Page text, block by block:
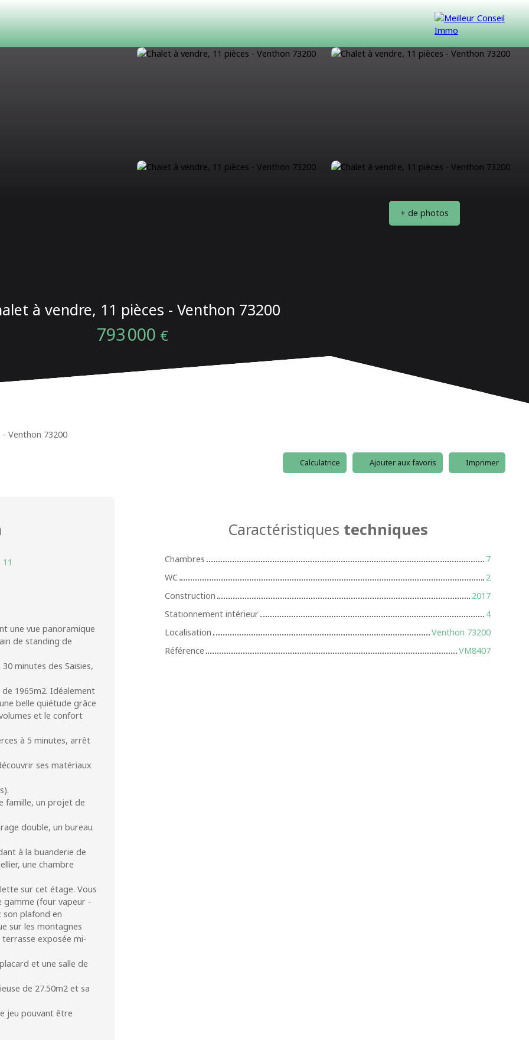
+ de photos
à vendre, 11 pièces - Venthon 73200
793 000 €
- Venthon 73200
Calculatrice Ajouter aux favoris Imprimer
11
une vue panoramique
de standing de
minutes des Saisies,
1965m2. Idéalement
belle quiétude grâce
et le confort
à 5 minutes, arrêt
ses matériaux
famille, un projet de
double, un bureau
à la buanderie de
une chambre
sur cet étage. Vous
gamme (four vapeur -
son plafond en
sur les montagnes
exposée mi-
et une salle de
de 27.50m2 et sa
jeu pouvant être
Caractéristiques techniques
Chambres
7
WC
2
Construction
2017
Stationnement intérieur
4
Localisation
Venthon 73200
Référence
VM8407